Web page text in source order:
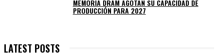
MEMORIA DRAM AGOTAN SU CAPACIDAD DE
PRODUCCIÓN PARA 2027
LATEST POSTS